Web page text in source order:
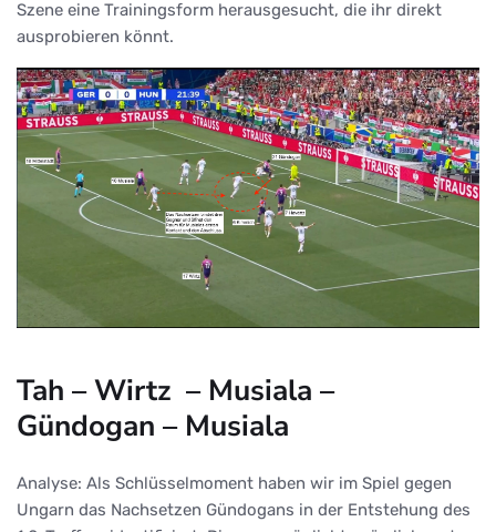
Szene eine Trainingsform herausgesucht, die ihr direkt
ausprobieren könnt.
Tah – Wirtz – Musiala –
Gündogan – Musiala
Analyse: Als Schlüsselmoment haben wir im Spiel gegen
Ungarn das Nachsetzen Gündogans in der Entstehung des